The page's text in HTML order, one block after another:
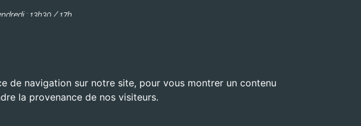
de navigation sur notre site, pour vous montrer un contenu
la provenance de nos visiteurs.
: 13h30 / 17h